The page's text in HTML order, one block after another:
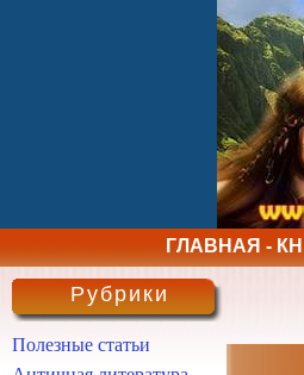
ГЛАВНАЯ -
Рубрики
Полезные статьи